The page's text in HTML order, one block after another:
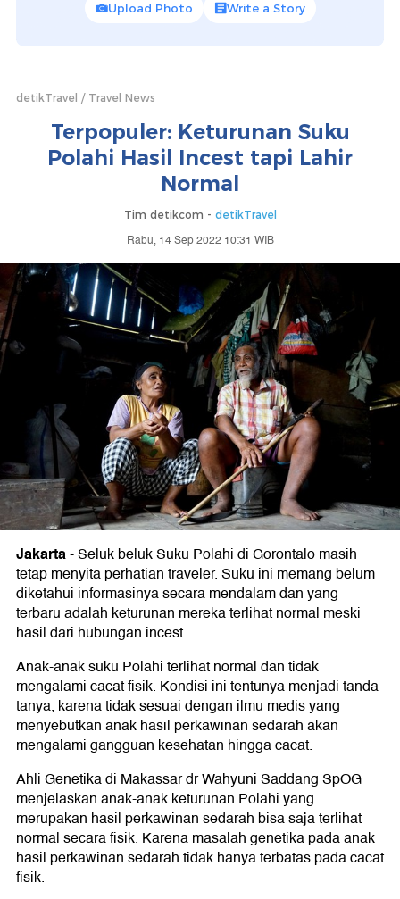
Upload Photo Write a Story
detikTravel Travel News
Terpopuler: Keturunan Suku
Polahi Hasil Incest tapi Lahir
Normal
Tim detikcom - detikTravel
Rabu, 14 Sep 2022 10:31 WIB
Jakarta-Seluk beluk Suku Polahi di Gorontalo masih
tetap menyita perhatian traveler. Suku ini memang belum
diketahui informasinya secara mendalam dan yang
terbaru adalah keturunan mereka terlihat normal meski
hasil dari hubungan incest.
Anak-anak suku Polahi terlihat normal dan tidak
mengalami cacat fisik. Kondisi ini tentunya menjadi tanda
tanya, karena tidak sesuai dengan ilmu medis yang
menyebutkan anak hasil perkawinan sedarah akan
mengalami gangguan kesehatan hingga cacat.
Ahli Genetika di Makassar dr Wahyuni Saddang SpOG
menjelaskan anak-anak keturunan Polahi yang
merupakan hasil perkawinan sedarah bisa saja terlihat
normal secara fisik. Karena masalah genetika pada anak
hasil perkawinan sedarah tidak hanya terbatas pada cacat
fisik.